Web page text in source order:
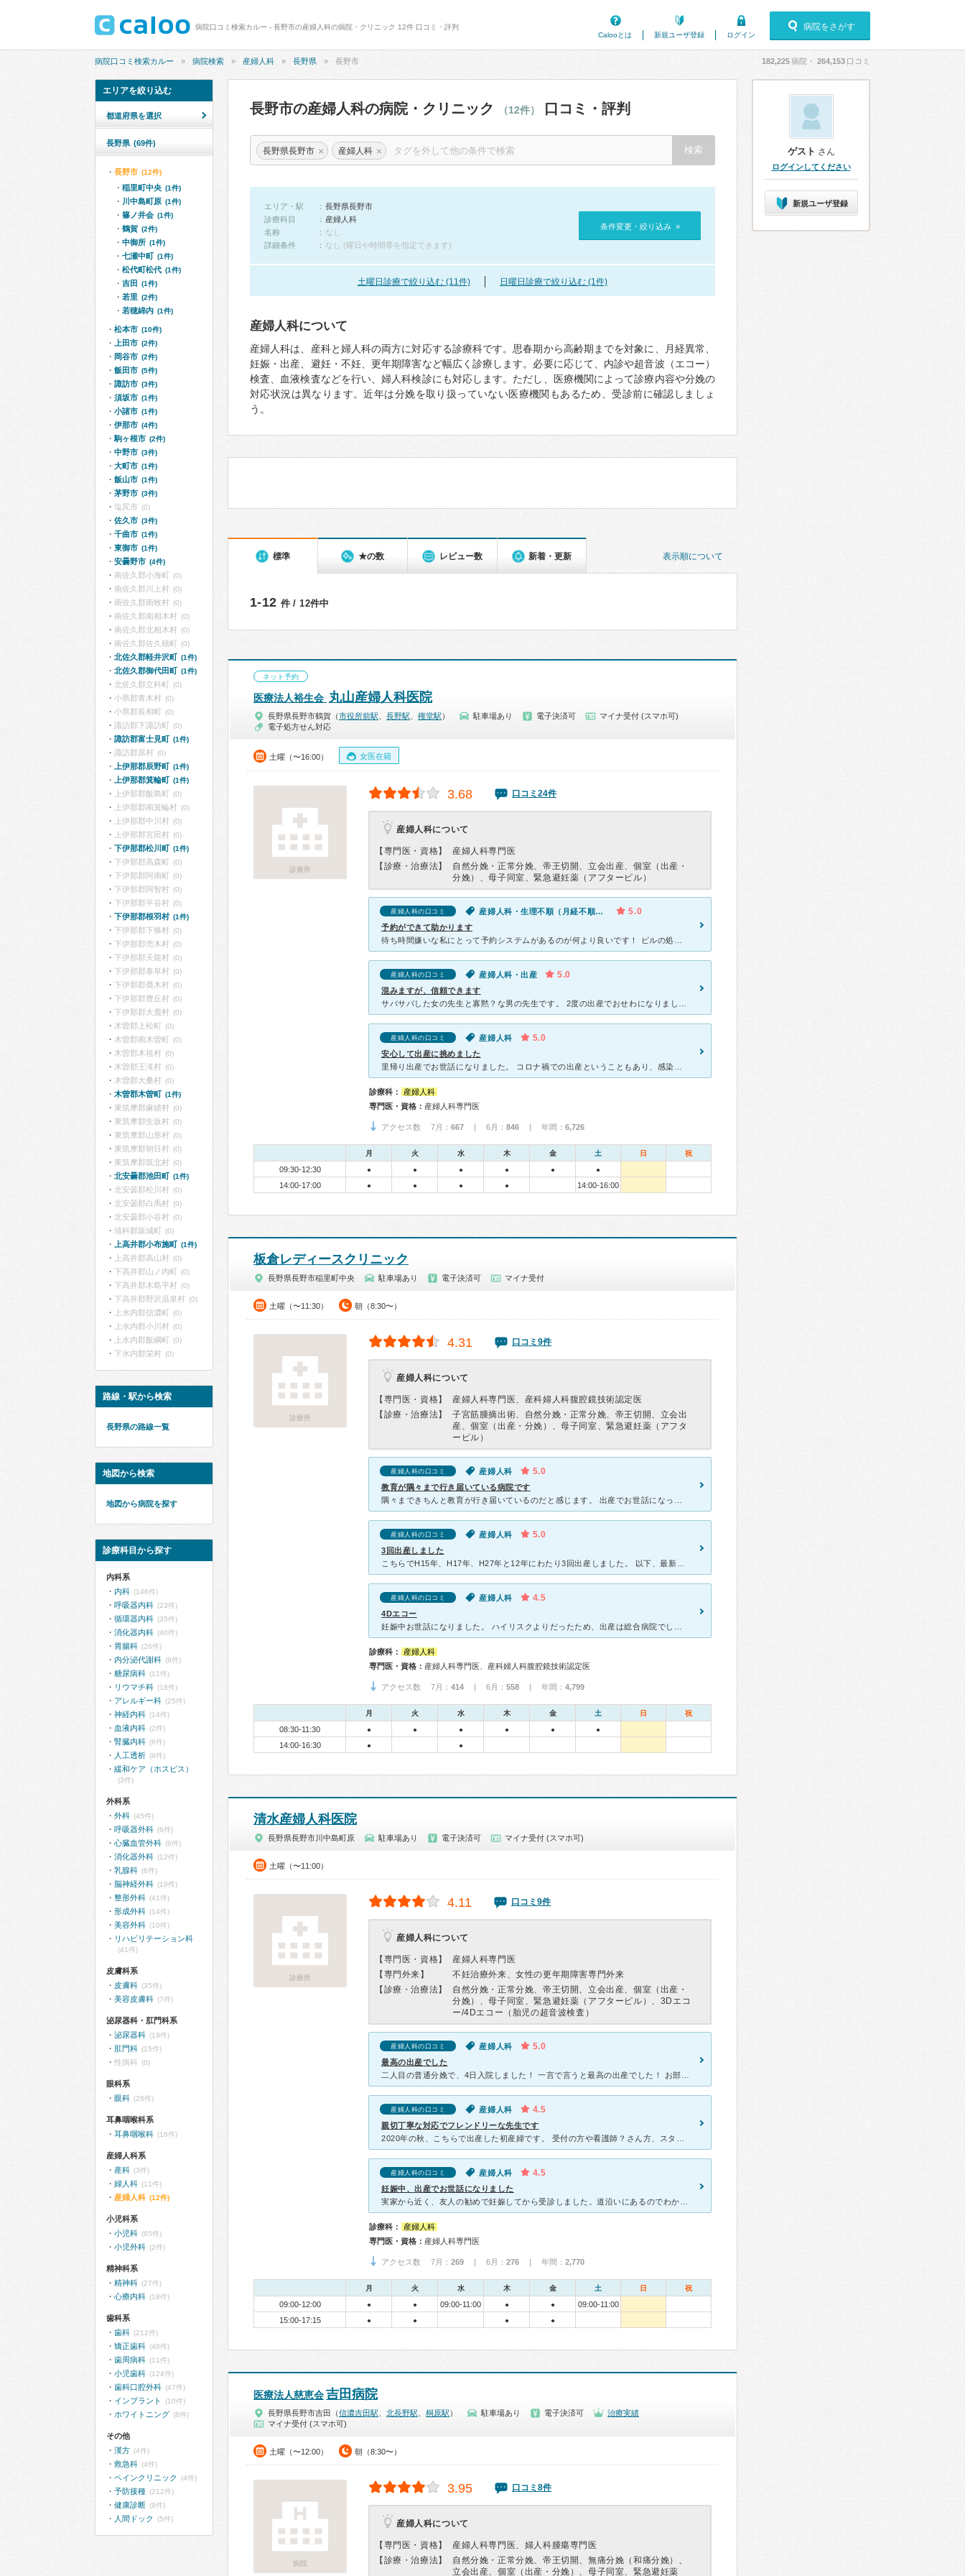
病院口コミ検索カルー - 長野市の産婦人科の病院・クリニック 12件 口コミ・評判
Calooとは
新規ユーザ登録 ログイン
病院をさがす
病院口コミ検索カルー 病院検索 産婦人科 長野県 長野市 182,225病院・ 264,153 口コミ
長野市の産婦人科の病院・クリニック （12件） 口コミ・評判
長野県長野市 × 産婦人科 ×
エリア・駅
長野県長野市
診療科目
産婦人科
名称
なし
詳細条件
なし (曜日や時間帯を指定できます)
条件変更・絞り込み »
土曜日診療で絞り込む (11件) 日曜日診療で絞り込む (1件)
産婦人科について
産婦人科は、産科と婦人科の両方に対応する診療科です。思春期から高齢期までを対象に、月経異常、
妊娠・出産、避妊・不妊、更年期障害など幅広く診療します。必要に応じて、内診や超音波（エコー）
検査、血液検査などを行い、婦人科検診にも対応します。ただし、医療機関によって診療内容や分娩の
対応状況は異なります。近年は分娩を取り扱っていない医療機関もあるため、受診前に確認しましょ
う。
表示順について
標準 ★の数 レビュー数 新着・更新
1-12 件 / 12件中
ネット予約
医療法人裕生会 丸山産婦人科医院
長野県長野市鶴賀（市役所前駅 長野駅 権堂駅 ） 駐車場あり 電子決済可
マイナ受付 (スマホ可)
電子処方せん対応
土曜（〜16:00） 女医在籍
診療所
3.68 口コミ24件
産婦人科について
【専門医・資格】
産婦人科専門医
【診療・治療法】
自然分娩・正常分娩、帝王切開、立会出産、個室（出産・
分娩）、母子同室、緊急避妊薬（アフターピル）
産婦人科の口コミ 産婦人科・生理不順（月経不順）・生理不順（女性） 5.0
予約ができて助かります
産婦人科の口コミ 産婦人科・出産 5.0
混みますが、信頼できます
産婦人科の口コミ 産婦人科 5.0
安心して出産に挑めました
診療科：
産婦人科
専門医・資格： 産婦人科専門医
アクセス数 7月： 667 | 6月： 846 | 年間： 6,726
月 火 水 木 金 土 日 祝
09:30-12:30 ● ● ● ● ● ●
14:00-17:00 ● ● ● ● 14:00-16:00
板倉レディースクリニック
長野県長野市稲里町中央 駐車場あり 電子決済可 マイナ受付
土曜（〜11:30） 朝（8:30〜）
診療所
4.31 口コミ9件
産婦人科について
【専門医・資格】
産婦人科専門医、産科婦人科腹腔鏡技術認定医
【診療・治療法】
子宮筋腫摘出術、自然分娩・正常分娩、帝王切開、立会出
産、個室（出産・分娩）、母子同室、緊急避妊薬（アフタ
ーピル）
産婦人科の口コミ 産婦人科 5.0
教育が隅々まで行き届いている病院です
産婦人科の口コミ 産婦人科 5.0
3回出産しました
産婦人科の口コミ 産婦人科 4.5
4Dエコー
診療科：
産婦人科
専門医・資格： 産婦人科専門医、産科婦人科腹腔鏡技術認定医
アクセス数 7月： 414 | 6月： 558 | 年間： 4,799
月 火 水 木 金 土 日 祝
08:30-11:30 ● ● ● ● ● ●
14:00-16:30 ● ●
清水産婦人科医院
長野県長野市川中島町原 駐車場あり 電子決済可 マイナ受付 (スマホ可)
土曜（〜11:00）
診療所
4.11 口コミ9件
産婦人科について
【専門医・資格】
産婦人科専門医
【専門外来】
不妊治療外来、女性の更年期障害専門外来
【診療・治療法】
自然分娩・正常分娩、帝王切開、立会出産、個室（出産・
分娩）、母子同室、緊急避妊薬（アフターピル）、3Dエコ
ー/4Dエコー（胎児の超音波検査）
産婦人科の口コミ 産婦人科 5.0
最高の出産でした
産婦人科の口コミ 産婦人科 4.5
親切丁寧な対応でフレンドリーな先生です
産婦人科の口コミ 産婦人科 4.5
妊娠中、出産でお世話になりました
診療科：
産婦人科
専門医・資格： 産婦人科専門医
アクセス数 7月： 269 | 6月： 276 | 年間： 2,770
月 火 水 木 金 土 日 祝
09:00-12:00 ● ● 09:00-11:00 ● ●
09:00-11:00
15:00-17:15
● ● ● ●
医療法人慈恵会吉田病院
長野県長野市吉田（信濃吉田駅 北長野駅 桐原駅 ） 駐車場あり 電子決済可
治療実績
マイナ受付 (スマホ可)
土曜（〜12:00） 朝（8:30〜）
病院
3.95 口コミ8件
産婦人科について
【専門医・資格】
産婦人科専門医、婦人科腫瘍専門医
【診療・治療法】
自然分娩・正常分娩、帝王切開、無痛分娩（和痛分娩）、
立会出産、個室（出産・分娩）、母子同室、緊急避妊薬
エリアを絞り込む
都道府県を選択
長野県 (69件)
長野市 (12件)
稲里町中央 (1件)
川中島町原 (1件)
篠ノ井会 (1件)
鶴賀 (2件)
中御所 (1件)
七瀬中町 (1件)
松代町松代 (1件)
吉田 (1件)
若里 (2件)
若穂綿内 (1件)
松本市 (10件)
上田市 (2件)
岡谷市 (2件)
飯田市 (5件)
諏訪市 (3件)
須坂市 (1件)
小諸市 (1件)
伊那市 (4件)
駒ヶ根市 (2件)
中野市 (3件)
大町市 (1件)
飯山市 (1件)
茅野市 (3件)
塩尻市 (0)
佐久市 (3件)
千曲市 (1件)
東御市 (1件)
安曇野市 (4件)
南佐久郡小海町 (0)
南佐久郡川上村 (0)
南佐久郡南牧村 (0)
南佐久郡南相木村 (0)
南佐久郡北相木村 (0)
南佐久郡佐久穂町 (0)
北佐久郡軽井沢町 (1件)
北佐久郡御代田町 (1件)
北佐久郡立科町 (0)
小県郡青木村 (0)
小県郡長和町 (0)
諏訪郡下諏訪町 (0)
諏訪郡富士見町 (1件)
諏訪郡原村 (0)
上伊那郡辰野町 (1件)
上伊那郡箕輪町 (1件)
上伊那郡飯島町 (0)
上伊那郡南箕輪村 (0)
上伊那郡中川村 (0)
上伊那郡宮田村 (0)
下伊那郡松川町 (1件)
下伊那郡高森町 (0)
下伊那郡阿南町 (0)
下伊那郡阿智村 (0)
下伊那郡平谷村 (0)
下伊那郡根羽村 (1件)
下伊那郡下條村 (0)
下伊那郡売木村 (0)
下伊那郡天龍村 (0)
下伊那郡泰阜村 (0)
下伊那郡喬木村 (0)
下伊那郡豊丘村 (0)
下伊那郡大鹿村 (0)
木曽郡上松町 (0)
木曽郡南木曽町 (0)
木曽郡木祖村 (0)
木曽郡王滝村 (0)
木曽郡大桑村 (0)
木曽郡木曽町 (1件)
東筑摩郡麻績村 (0)
東筑摩郡生坂村 (0)
東筑摩郡山形村 (0)
東筑摩郡朝日村 (0)
東筑摩郡筑北村 (0)
北安曇郡池田町 (1件)
北安曇郡松川村 (0)
北安曇郡白馬村 (0)
北安曇郡小谷村 (0)
埴科郡坂城町 (0)
上高井郡小布施町 (1件)
上高井郡高山村 (0)
下高井郡山ノ内町 (0)
下高井郡木島平村 (0)
下高井郡野沢温泉村 (0)
上水内郡信濃町 (0)
上水内郡小川村 (0)
上水内郡飯綱町 (0)
下水内郡栄村 (0)
路線・駅から検索
長野県の路線一覧
地図から検索
地図から病院を探す
診療科目から探す
内科系
内科 (146件)
呼吸器内科 (23件)
循環器内科 (35件)
消化器内科 (40件)
胃腸科 (26件)
内分泌代謝科 (8件)
糖尿病科 (11件)
リウマチ科 (18件)
アレルギー科 (25件)
神経内科 (14件)
血液内科 (2件)
腎臓内科 (6件)
人工透析 (6件)
緩和ケア（ホスピス）
(3件)
外科系
外科 (45件)
呼吸器外科 (6件)
心臓血管外科 (6件)
消化器外科 (12件)
乳腺科 (6件)
脳神経外科 (19件)
整形外科 (41件)
形成外科 (14件)
美容外科 (10件)
リハビリテーション科
(41件)
皮膚科系
皮膚科 (35件)
美容皮膚科 (7件)
泌尿器科・肛門科系
泌尿器科 (19件)
肛門科 (15件)
性病科 (0)
眼科系
眼科 (28件)
耳鼻咽喉科系
耳鼻咽喉科 (16件)
産婦人科系
産科 (3件)
婦人科 (11件)
産婦人科 (12件)
小児科系
小児科 (65件)
小児外科 (2件)
精神科系
精神科 (27件)
心療内科 (18件)
歯科系
歯科 (212件)
矯正歯科 (48件)
歯周病科 (11件)
小児歯科 (124件)
歯科口腔外科 (47件)
インプラント (10件)
ホワイトニング (8件)
その他
漢方 (4件)
救急科 (4件)
ペインクリニック (4件)
予防接種 (212件)
健康診断 (9件)
人間ドック (5件)
ゲスト さん
ログインしてください
新規ユーザ登録